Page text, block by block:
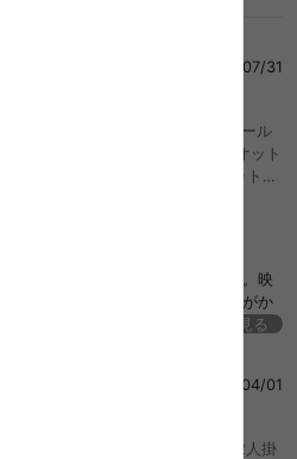
2026/07/31
ソファ ソファー オットマン スツール
椅子 いす 1人掛けチェア 1人掛け オット
ツール 北欧 韓国 インテリア ポケットコ
てオットマンとして使っています。映
りできるので、休日を過ごす時間がか
、ポケットコイルのおかげで長時間
続きを見る
2026/04/01
ララ 幅150 ソファ カウチソファ 2人掛